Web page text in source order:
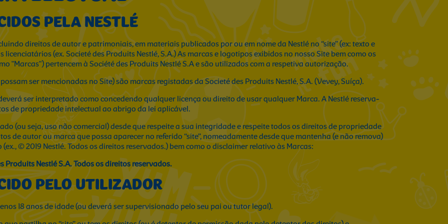
PELA NESTLÉ
direitos de autor e patrimoniais, em materiais publicados por ou em nome da Nestlé no “site” (ex: texto e
(ex. Societé des Produits Nestlé, S.A.) As marcas e logotipos exibidos no nosso Site bem como os
"Marcas") pertencem à Société des Produits Nestlé S.A e são utilizados com a respetiva autorização.
ser mencionadas no Site) são marcas registadas da Societé des Produits Nestlé, S.A. (Vevey, Suíça).
ser interpretado como concedendo qualquer licença ou direito de usar qualquer Marca. A Nestlé reserva-
de propriedade intelectual ao abrigo da lei aplicável.
(ou seja, uso não comercial) desde que respeite a sua integridade e respeite todos os direitos de propriedade
de autor ou marca que possa aparecer no referido “site”, nomeadamente desde que mantenha (e não remova)
© 2019 Nestlé. Todos os direitos reservados.) bem como o disclaimer relativo às Marcas:
Produits Nestlé S.A. Todos os direitos reservados.
PELO UTILIZADOR
18 anos de idade (ou deverá ser supervisionado pelo seu pai ou tutor legal).